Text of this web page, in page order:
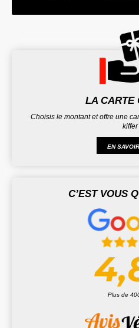
LA CARTE
Choisis le montant et offre une
kiffer
EN
C’EST VOUS
Plus de